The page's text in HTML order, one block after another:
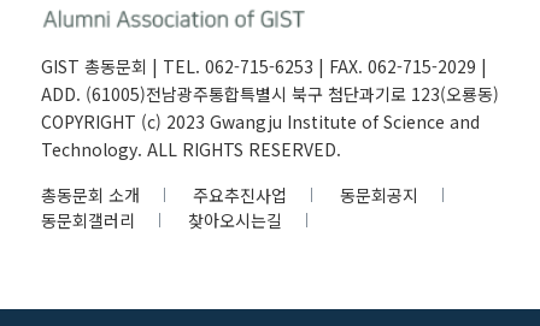
GIST 총동문회 | TEL. 062-715-6253 | FAX. 062-715-2029 |
ADD. (61005)전남광주통합특별시 북구 첨단과기로 123(오룡동)
COPYRIGHT (c) 2023 Gwangju Institute of Science and
Technology. ALL RIGHTS RESERVED.
총동문회 소개
주요추진사업
동문회공지
동문회갤러리
찾아오시는길